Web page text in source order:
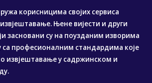
корисницима својих сервиса
Њене вијести и други
засновани су на поузданим изворима
са професионалним стандардима које
извјештавање у садржинском и